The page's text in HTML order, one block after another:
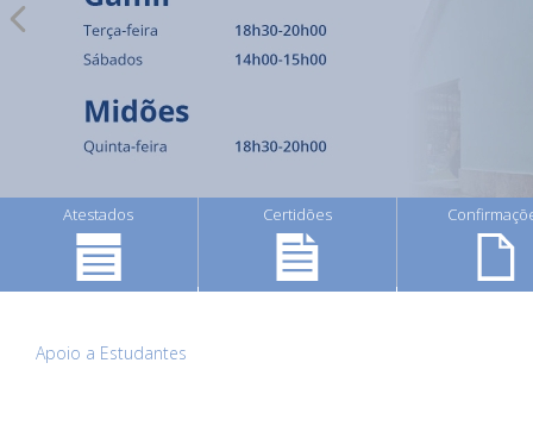
Atestados Certidões
Apoio a Estudantes